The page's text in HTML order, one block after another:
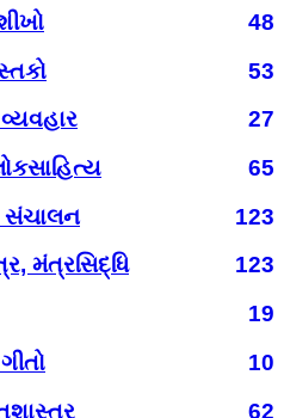
48
53
27
65
સંચાલન
123
મંત્રસિદ્ધિ
123
19
10
62